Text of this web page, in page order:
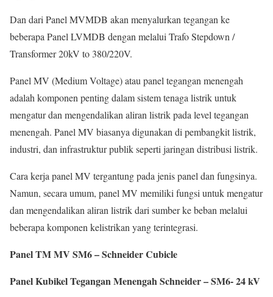
Dan dari Panel MVMDB akan menyalurkan tegangan ke
beberapa Panel LVMDB dengan melalui Trafo Stepdown /
Transformer 20kV to 380/220V.
Panel MV (Medium Voltage) atau panel tegangan menengah
adalah komponen penting dalam sistem tenaga listrik untuk
mengatur dan mengendalikan aliran listrik pada level tegangan
menengah. Panel MV biasanya digunakan di pembangkit listrik,
industri, dan infrastruktur publik seperti jaringan distribusi listrik.
Cara kerja panel MV tergantung pada jenis panel dan fungsinya.
Namun, secara umum, panel MV memiliki fungsi untuk mengatur
dan mengendalikan aliran listrik dari sumber ke beban melalui
beberapa komponen kelistrikan yang terintegrasi.
Panel TM MV SM6 – Schneider Cubicle
Panel Kubikel Tegangan Menengah Schneider – SM6- 24 kV